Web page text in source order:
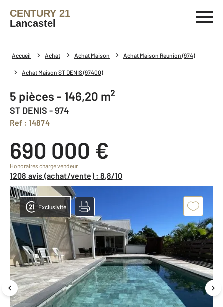
CENTURY 21
Lancastel
Accueil Achat Achat Maison Achat Maison Reunion (974)
Achat Maison ST DENIS (97400)
5 pièces - 146,20 m2
ST DENIS - 974
Ref : 14874
690 000 €
Honoraires charge vendeur
1208 avis (achat/vente) : 8,8/10
Exclusivité